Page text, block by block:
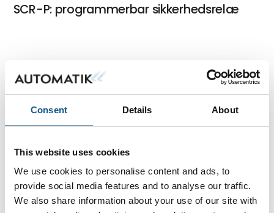
Consent Details About
This website uses cookies
We use cookies to personalise content and ads, to
provide social media features and to analyse our traffic.
We also share information about your use of our site with
SCR-P: programmerbar sikkerhedsrelæ
SRF RFID sensor med diagnostisk
system
SLC Elektromekanisk sikkerhedslås